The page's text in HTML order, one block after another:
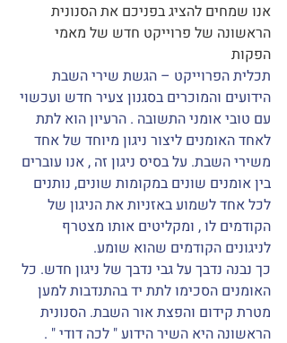
אנו שמחים להציג בפניכם את הסנונית
הראשונה של פרוייקט חדש של מאמי
הפקות
תכלית הפרוייקט – הגשת שירי השבת
הידועים והמוכרים בסגנון צעיר חדש ועכשוי
עם טובי אומני התשובה . הרעיון הוא לתת
לאחד האומנים ליצור ניגון מיוחד של אחד
משירי השבת. על בסיס ניגון זה , אנו עוברים
בין אומנים שונים במקומות שונים, נותנים
לכל אחד לשמוע באזניות את הניגון של
הקודמים לו , ומקליטים אותו מצטרף
לניגונים הקודמים שהוא שומע.
כך נבנה נדבך על גבי נדבך של ניגון חדש. כל
האומנים הסכימו לתת יד בהתנדבות למען
מטרת קידום והפצת אור השבת. הסנונית
הראשונה היא השיר הידוע " לכה דודי " .